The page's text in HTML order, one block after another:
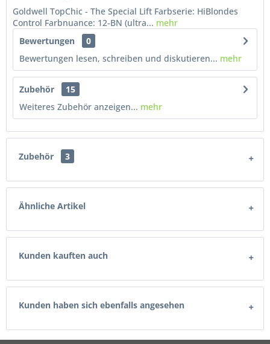
Goldwell TopChic - The Special Lift Farbserie: HiBlondes
Control Farbnuance: 12-BN (ultra... mehr
Bewertungen
0
Bewertungen lesen, schreiben und diskutieren... mehr
Zubehör
15
Weiteres Zubehör anzeigen... mehr
Zubehör 3
Ähnliche Artikel
Kunden kauften auch
Kunden haben sich ebenfalls angesehen